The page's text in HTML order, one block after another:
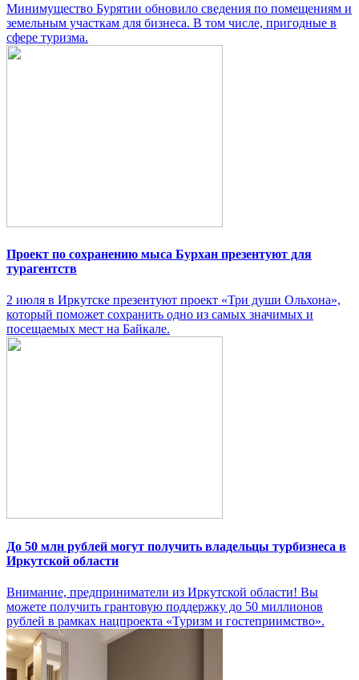
Минимущество Бурятии обновило сведения по помещениям и
земельным участкам для бизнеса. В том числе, пригодные в
сфере туризма.
Проект по сохранению мыса Бурхан презентуют для
турагентств
2 июля в Иркутске презентуют проект «Три души Ольхона»,
который поможет сохранить одно из самых значимых и
посещаемых мест на Байкале.
До 50 млн рублей могут получить владельцы турбизнеса в
Иркутской области
Внимание, предприниматели из Иркутской области! Вы
можете получить грантовую поддержку до 50 миллионов
рублей в рамках нацпроекта «Туризм и гостеприимство».